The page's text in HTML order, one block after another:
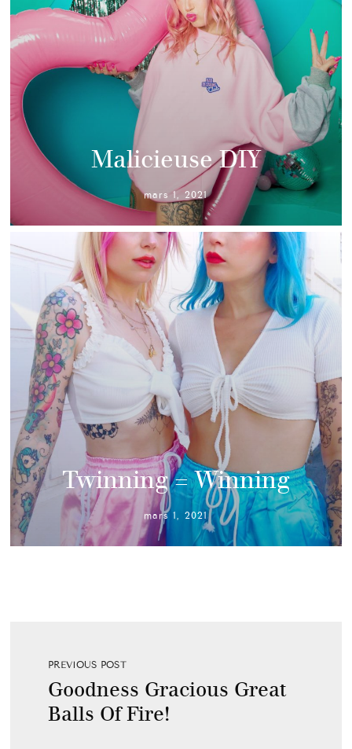
Malicieuse DIY
mars 1, 2021
Twinning = Winning
mars 1, 2021
PREVIOUS POST
Goodness Gracious Great
Balls Of Fire!